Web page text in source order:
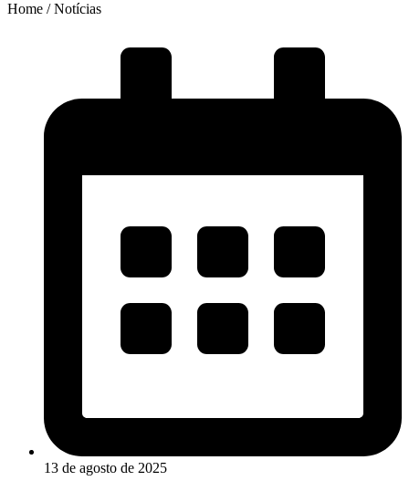
Home / Notícias
13 de agosto de 2025